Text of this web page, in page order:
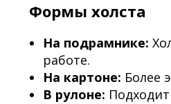
Формы холста
На подрамнике:
работе.
На картоне: Более
В рулоне: